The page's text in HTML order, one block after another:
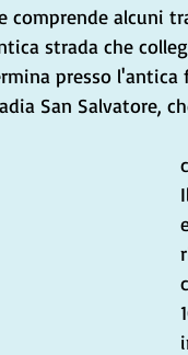
comprende alcuni
strada che
presso
San Salvatore,